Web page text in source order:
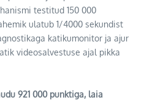
testitud 150 000
ulatub 1/4000 sekundist
katikumonitor ja ajur
videosalvestuse ajal pikka
921 000 punktiga, laia